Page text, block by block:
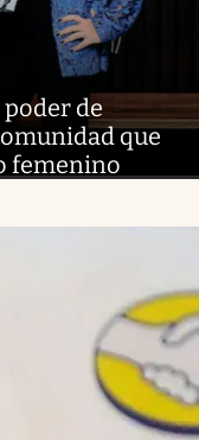
poder de
que
femenino